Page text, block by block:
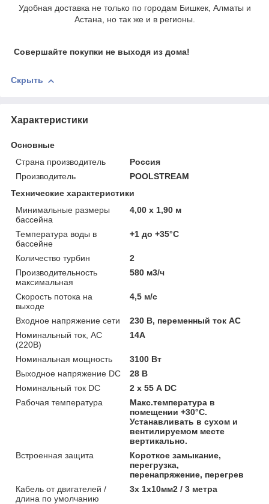
Удобная доставка не только по городам Бишкек, Алматы и
Астана, но так же и в регионы.
Совершайте покупки не выходя из дома!
Скрыть
Характеристики
Основные
Страна производитель
Россия
Производитель
POOLSTREAM
Технические характеристики
Минимальные размеры
бассейна
4,00 х 1,90 м
Температура воды в
бассейне
+1 до +35°С
Количество турбин
2
Производительность
максимальная
580 м3/ч
Скорость потока на
выходе
4,5 м/с
Входное напряжение сети
230 В, переменный ток AC
Номинальный ток, AC
(220В)
14A
Номинальная мощность
3100 Вт
Выходное напряжение DC
28 В
Номинальный ток DC
2 х 55 А DC
Рабочая температура
Макс.температура в
помещении +30°С.
Устанавливать в сухом и
вентилируемом месте
вертикально.
Встроенная защита
Короткое замыкание,
перегрузка,
перенапряжение, перегрев
Кабель от двигателей /
длина по умолчанию
3х 1х10мм2 / 3 метра